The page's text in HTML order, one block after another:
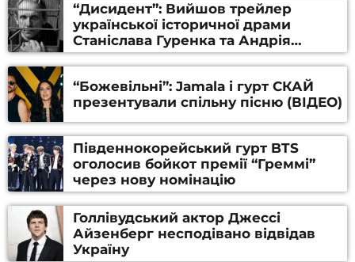
“Дисидент”: Вийшов трейлер
української історичної драми
Станіслава Гуренка та Андрія
Алфьорова (ВІДЕО)
“Божевільні”: Jamala і гурт СКАЙ
презентували спільну пісню (ВІДЕО)
Південнокорейський гурт BTS
оголосив бойкот премії “Греммі”
через нову номінацію
Голлівудський актор Джессі
Айзенберг несподівано відвідав
Україну